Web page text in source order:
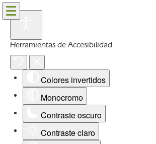
Herramientas de Accesibilidad
Colores invertidos
Monocromo
Contraste oscuro
Contraste claro